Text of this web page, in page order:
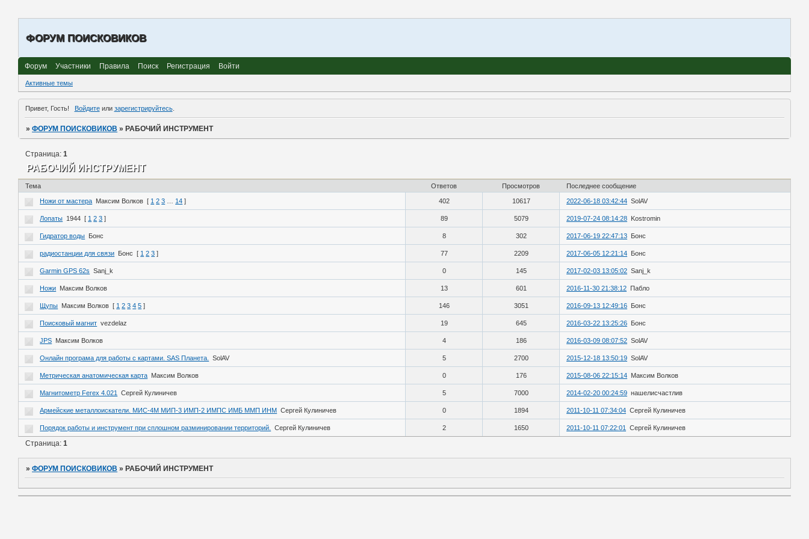
ФОРУМ ПОИСКОВИКОВ
Форум Участники Правила Поиск Регистрация Войти
Активные темы
Привет, Гость! Войдитеили зарегистрируйтесь.
»ФОРУМ ПОИСКОВИКОВ »РАБОЧИЙ ИНСТРУМЕНТ
РАБОЧИЙ ИНСТРУМЕНТ
Страница:1
Тема Ответов Просмотров Последнее сообщение
Ножи от мастера Максим Волков [ 1 2 3 14 ] 402 10617 2022-06-18 03:42:44 SolAV
Лопаты 1944 [ 1 2 3 ] 89 5079 2019-07-24 08:14:28 Kostromin
Гидратор воды Бонс 8 302 2017-06-19 22:47:13 Бонс
радиостанции для связи Бонс [ 1 2 3 ] 77 2209 2017-06-05 12:21:14 Бонс
Garmin GPS 62s Sanj_k 0 145 2017-02-03 13:05:02 Sanj_k
Ножи Максим Волков 13 601 2016-11-30 21:38:12 Пабло
Щупы Максим Волков [ 1 2 3 4 5 ] 146 3051 2016-09-13 12:49:16 Бонс
Поисковый магнит vezdelaz 19 645 2016-03-22 13:25:26 Бонс
JPS Максим Волков 4 186 2016-03-09 08:07:52 SolAV
Онлайн програма для работы с картами. SAS Планета. SolAV 5 2700 2015-12-18 13:50:19 SolAV
Метрическая анатомическая карта Максим Волков 0 176 2015-08-06 22:15:14 Максим Волков
Магнитометр Ferex 4.021 Сергей Кулиничев 5 7000 2014-02-20 00:24:59 нашелисчастлив
Армейские металлоискатели. МИС-4М МИП-3 ИМП-2 ИМПС ИМБ ММП ИНМ Сергей Кулиничев 0 1894 2011-10-11 07:34:04 Сергей Кулиничев
Порядок работы и инструмент при сплошном разминировании территорий. Сергей Кулиничев 2 1650 2011-10-11 07:22:01 Сергей Кулиничев
Страница:1
»ФОРУМ ПОИСКОВИКОВ » РАБОЧИЙ ИНСТРУМЕНТ